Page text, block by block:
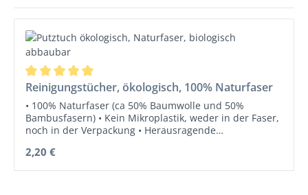
Durchschnittliche Bewertung von 5 von 5 Sternen
Reinigungstücher, ökologisch, 100% Naturfaser
• 100% Naturfaser (ca 50% Baumwolle und 50%
Bambusfasern) • Kein Mikroplastik, weder in der Faser,
noch in der Verpackung • Herausragende
Natürliche, nachwachsende Ressourcen • TOP
Reinigungsleistung Formstabiles und langlebiges
Regulärer Preis:
2,20 €